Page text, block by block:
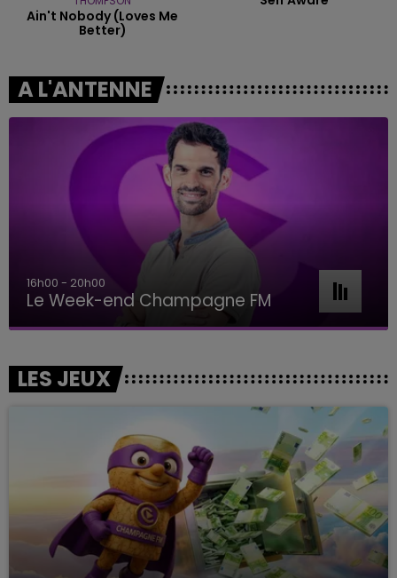
Ain't Nobody (loves Me
Better)
A L'ANTENNE
16h00 - 20h00
Le Week-end Champagne FM
LES JEUX